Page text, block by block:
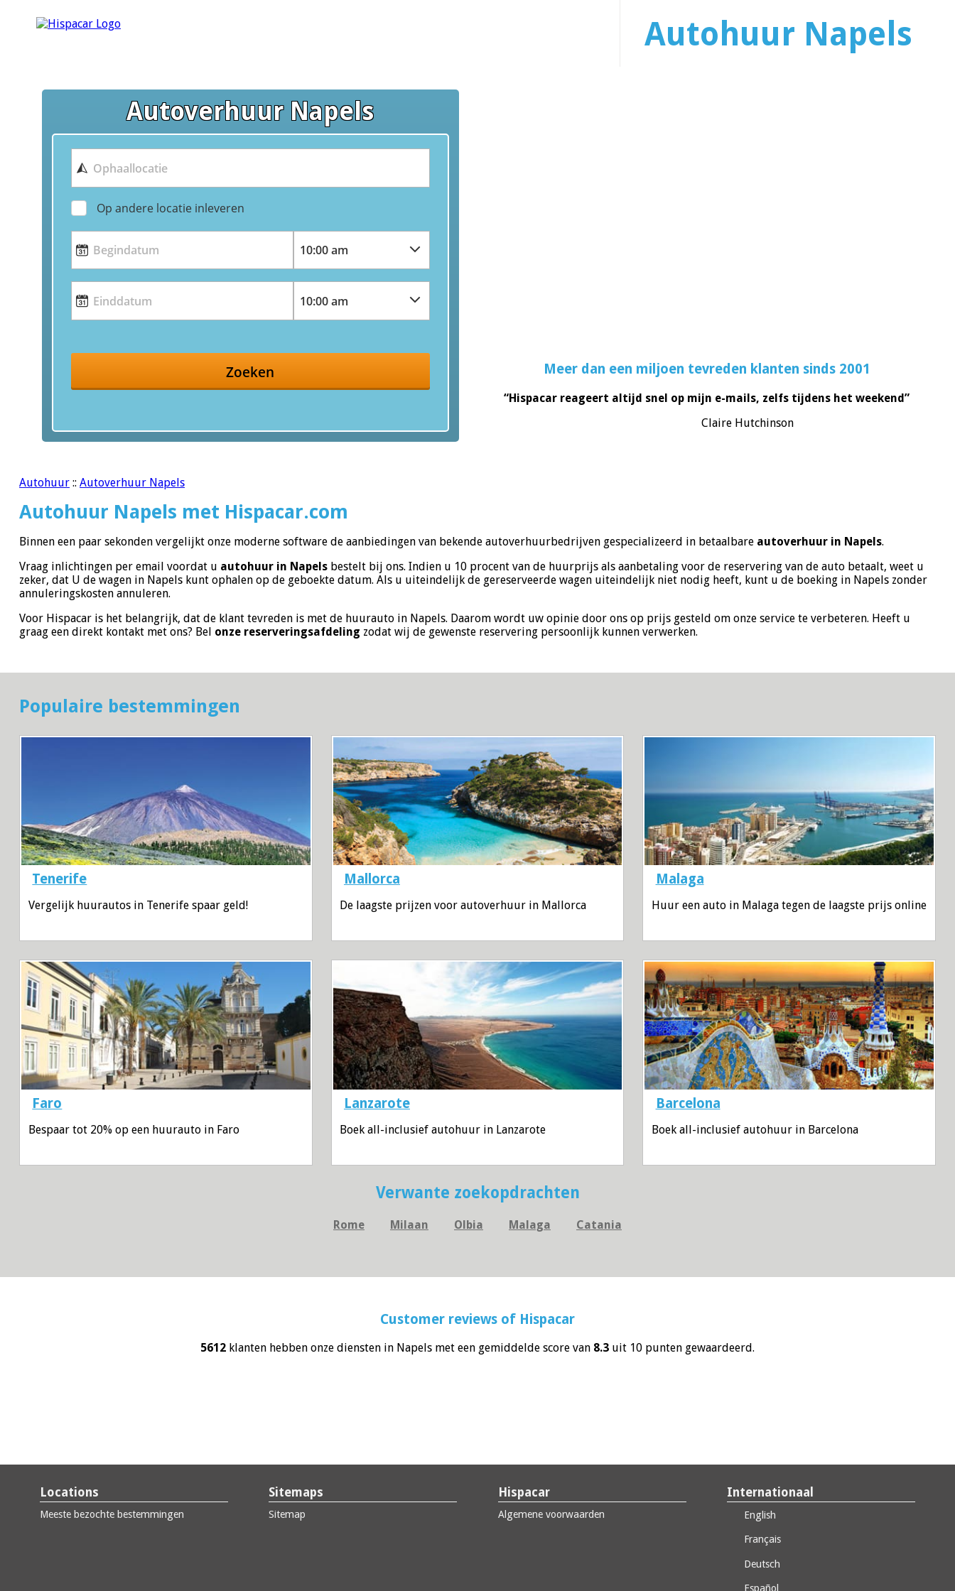
Autohuur Napels
Autoverhuur Napels
Op andere locatie inleveren
Zoeken Meer dan een miljoen tevreden klanten sinds 2001
“Hispacar reageert altijd snel op mijn e-mails, zelfs tijdens het weekend”
Claire Hutchinson
Autohuur :: Autoverhuur Napels
Autohuur Napels met Hispacar.com
Binnen een paar sekonden vergelijkt onze moderne software de aanbiedingen van bekende autoverhuurbedrijven gespecializeerd in betaalbare autoverhuur in Napels.
Vraag inlichtingen per email voordat u autohuur in Napels bestelt bij ons. Indien u 10 procent van de huurprijs als aanbetaling voor de reservering van de auto betaalt, weet u
zeker, dat U de wagen in Napels kunt ophalen op de geboekte datum. Als u uiteindelijk de gereserveerde wagen uiteindelijk niet nodig heeft, kunt u de boeking in Napels zonder
annuleringskosten annuleren.
Voor Hispacar is het belangrijk, dat de klant tevreden is met de huurauto in Napels. Daarom wordt uw opinie door ons op prijs gesteld om onze service te verbeteren. Heeft u
graag een direkt kontakt met ons? Bel onze reserveringsafdeling zodat wij de gewenste reservering persoonlijk kunnen verwerken.
Populaire bestemmingen
Tenerife
Vergelijk huurautos in Tenerife spaar geld!
Mallorca
De laagste prijzen voor autoverhuur in Mallorca
Malaga
Huur een auto in Malaga tegen de laagste prijs online
Faro
Bespaar tot 20% op een huurauto in Faro
Lanzarote
Boek all-inclusief autohuur in Lanzarote
Barcelona
Boek all-inclusief autohuur in Barcelona
Verwante zoekopdrachten
Rome Milaan Olbia Malaga Catania
Customer reviews of Hispacar
5612 klanten hebben onze diensten in Napels met een gemiddelde score van 8.3 uit 10 punten gewaardeerd.
Locations
Meeste bezochte bestemmingen
Sitemaps
Sitemap
Hispacar
Algemene voorwaarden
Internationaal
English
Français
Deutsch
Español